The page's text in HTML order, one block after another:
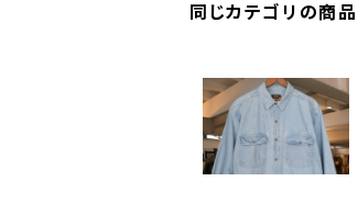
同じカテゴリの商品